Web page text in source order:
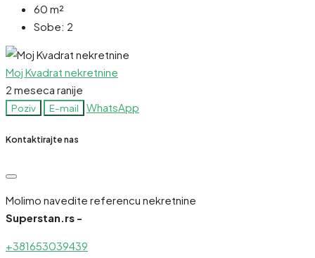
60 m²
Sobe: 2
Moj Kvadrat nekretnine
2 meseca ranije
Poziv E-mail WhatsApp
Kontaktirajte nas
Molimo navedite referencu nekretnine
Superstan.rs -
+381653039439